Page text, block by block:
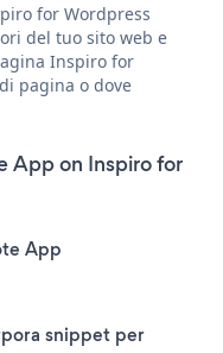
for Wordpress
del tuo sito web e
Inspiro for
pagina o dove
App on Inspiro for
App
snippet per